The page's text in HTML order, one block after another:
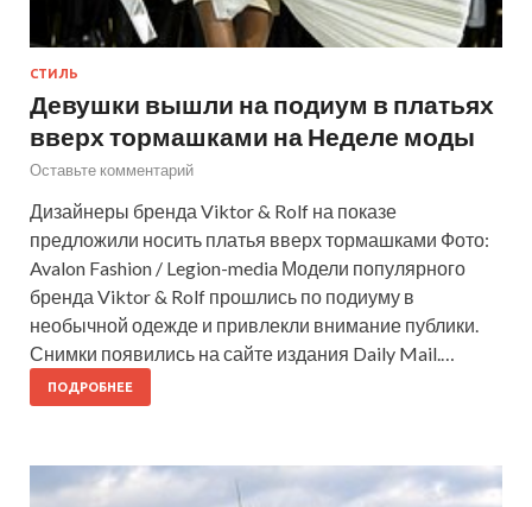
СТИЛЬ
Девушки вышли на подиум в платьях
вверх тормашками на Неделе моды
Оставьте комментарий
Дизайнеры бренда Viktor & Rolf на показе
предложили носить платья вверх тормашками Фото:
Avalon Fashion / Legion-media Модели популярного
бренда Viktor & Rolf прошлись по подиуму в
необычной одежде и привлекли внимание публики.
Снимки появились на сайте издания Daily Mail.…
ПОДРОБНЕЕ